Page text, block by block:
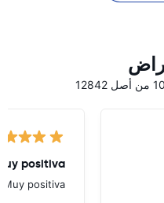
positiva
Muy positiva